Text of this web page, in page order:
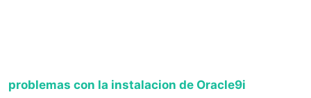
problemas con la instalacion de Oracle9i